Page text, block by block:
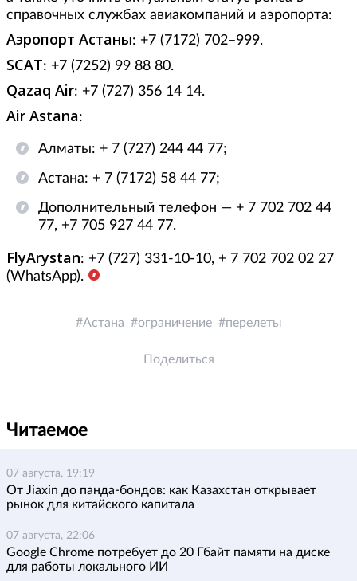
справочных службах авиакомпаний и аэропорта:
Аэропорт Астаны: ‪‪+7 (7172) 702–999.
SCAT: ‪‪+7 (7252) 99 88 80.
Qazaq Air: ‪‪+7 (727) 356 14 14.
Air Astana:
Алматы: ‪‪+ 7 (727) 244 44 77;
Астана: ‪‪+ 7 (7172) 58 44 77;
Дополнительный телефон — ‪‪+ 7 702 702 44
77, ‪‪+7 705 927 44 77.
FlyArystаn: +7 (727) 331-10-10, ‪‪+ 7 702 702 02 27
(WhatsApp).
Астана ограничение перелеты
Поделиться
Читаемое
07 августа, 19:19
От Jiaxin до панда-бондов: как Казахстан открывает
рынок для китайского капитала
07 августа, 22:06
Google Chrome потребует до 20 Гбайт памяти на диске
для работы локального ИИ